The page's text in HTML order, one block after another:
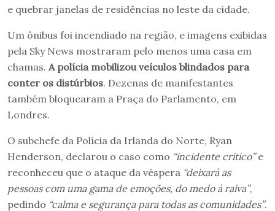
e quebrar janelas de residências no leste da cidade.
Um ônibus foi incendiado na região, e imagens exibidas
pela Sky News mostraram pelo menos uma casa em
chamas. A polícia mobilizou veículos blindados para
conter os distúrbios. Dezenas de manifestantes
também bloquearam a Praça do Parlamento, em
Londres.
O subchefe da Polícia da Irlanda do Norte, Ryan
Henderson, declarou o caso como “incidente crítico”e
reconheceu que o ataque da véspera “deixará as
pessoas com uma gama de emoções, do medo à raiva”,
pedindo “calma e segurança para todas as comunidades”.